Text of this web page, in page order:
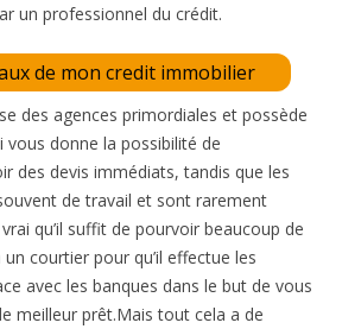
un professionnel du crédit.
de mon credit immobilier
des agences primordiales et possède
vous donne la possibilité de
des devis immédiats, tandis que les
de travail et sont rarement
qu’il suffit de pourvoir beaucoup de
courtier pour qu’il effectue les
avec les banques dans le but de vous
meilleur prêt.Mais tout cela a de